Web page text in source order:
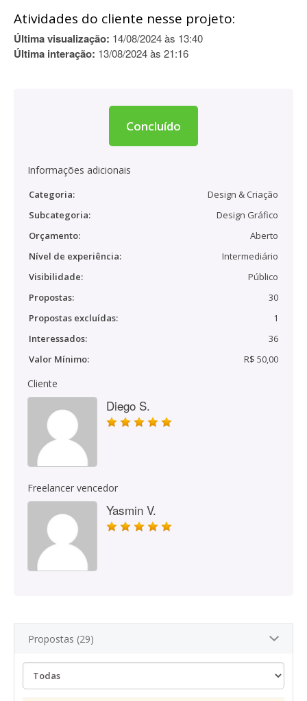
Atividades do cliente nesse projeto:
Última visualização: 14/08/2024 às 13:40
Última interação: 13/08/2024 às 21:16
Concluído
Informações adicionais
Categoria:
Design & Criação
Subcategoria:
Design Gráfico
Orçamento:
Aberto
Nível de experiência:
Intermediário
Visibilidade:
Público
Propostas:
30
Propostas excluídas:
1
Interessados:
36
Valor Mínimo:
R$ 50,00
Cliente
Diego S.
Freelancer vencedor
Yasmin V.
Propostas (29)